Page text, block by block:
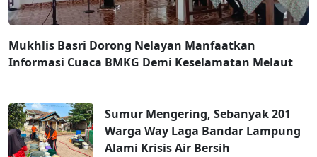
Mukhlis Basri Dorong Nelayan Manfaatkan
Informasi Cuaca BMKG Demi Keselamatan Melaut
Sumur Mengering, Sebanyak 201
Warga Way Laga Bandar Lampung
Alami Krisis Air Bersih